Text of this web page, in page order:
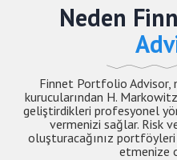
Neden
Finnet Portfolio
kurucularından H.
geliştirdikleri profesyonel
vermenizi sağlar. Risk
oluşturacağınız
etmenize